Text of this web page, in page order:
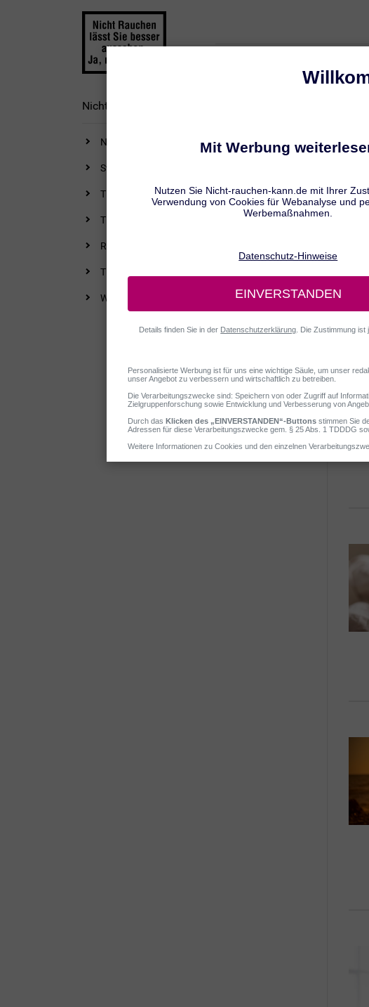
Nichtraucher bleiben
Nichtraucher bleiben: Tipps
Statt Zigarette: Tipps für Alternativen
Tipps zur Entspannung
Tipps für ehemalige Geselligkeitsraucher
Rauchstopp & Gewichtszunahme: Tipps
Tipps für die Verdauung
Was tun bei einem Rückfall?